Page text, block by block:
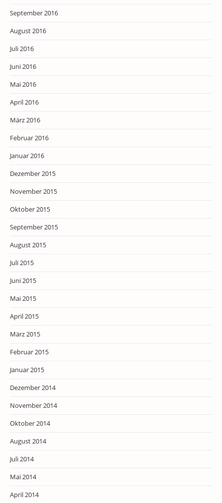
September 2016
August 2016
Juli 2016
Juni 2016
Mai 2016
April 2016
März 2016
Februar 2016
Januar 2016
Dezember 2015
November 2015
Oktober 2015
September 2015
August 2015
Juli 2015
Juni 2015
Mai 2015
April 2015
März 2015
Februar 2015
Januar 2015
Dezember 2014
November 2014
Oktober 2014
August 2014
Juli 2014
Mai 2014
April 2014